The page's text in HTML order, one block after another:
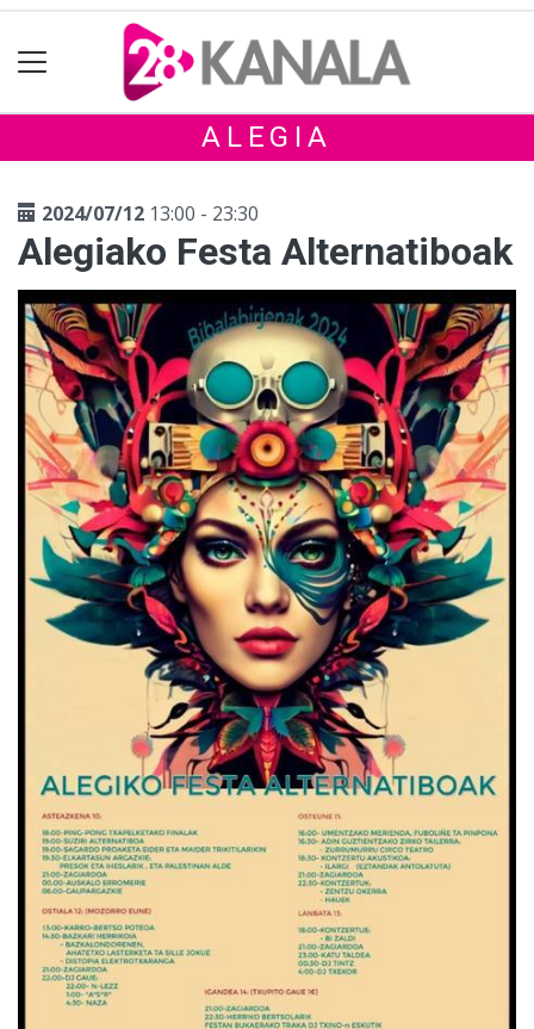
ALEGIA
2024/07/12 13:00 - 23:30
Alegiako Festa Alternatiboak